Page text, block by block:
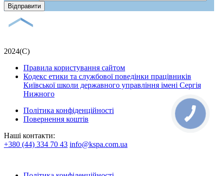
2024(С)
Правила користування сайтом
Кодекс етики та службової поведінки працівників
Київської школи державного управління імені Сергія
Нижного
Політика конфіденційності
Повернення коштів
Наші контакти:
+380 (44) 334 70 43 info@kspa.com.ua